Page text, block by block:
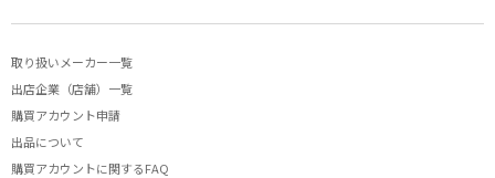
取り扱いメーカー一覧
出店企業（店舗）一覧
購買アカウント申請
出品について
購買アカウントに関するFAQ